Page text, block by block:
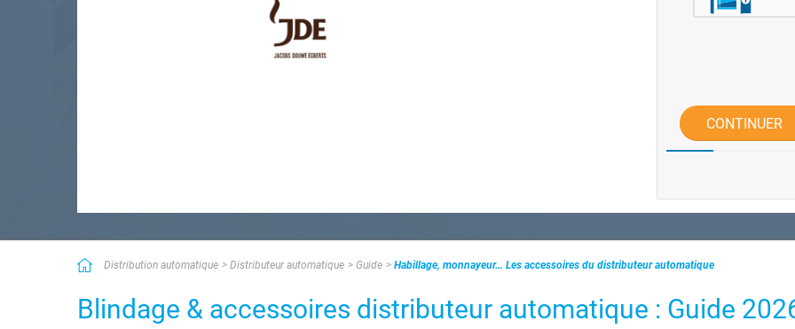
CONTINUER
Distribution automatique Distributeur automatique Guide Habillage, monnayeur… Les accessoires du distributeur automatique
Blindage & accessoires distributeur automatique : Guide